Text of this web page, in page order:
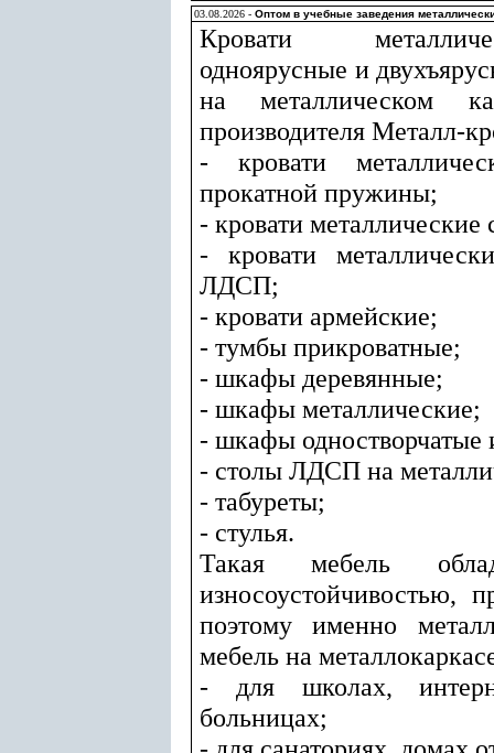
03.08.2026 - Оптом в учебные заведения
Кровати
одноярусные и
на металлическом
производителя Металл-
- кровати
прокатной пружины;
- кровати металлические
- кровати
ЛДСП;
- кровати армейские;
- тумбы прикроватные;
- шкафы деревянные;
- шкафы металлические;
- шкафы одностворчатые
- столы ЛДСП на
- табуреты;
- стулья.
Такая мебель
износоустойчивостью,
поэтому именно
мебель на
- для школах,
больницах;